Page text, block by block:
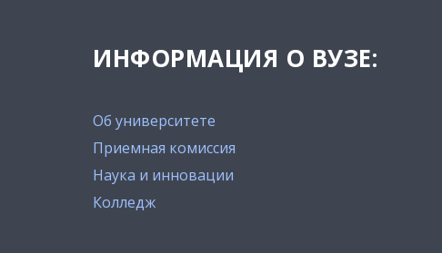
ИНФОРМАЦИЯ О ВУЗЕ:
Об университете
Приемная комиссия
Наука и инновации
Колледж